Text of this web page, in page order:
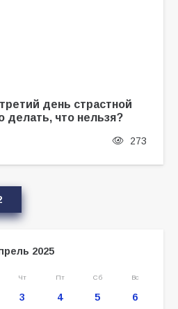
день страстной
делать, что нельзя?
273
2025
Чт Пт Сб Вс
3 4 5
6